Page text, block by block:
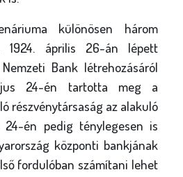
különösen három
1924. április 26-án lépett
Bank létrehozásáról
24-én tartotta meg a
részvénytársaság az alakuló
24-én pedig ténylegesen is
központi bankjának
fordulóban számítani lehet